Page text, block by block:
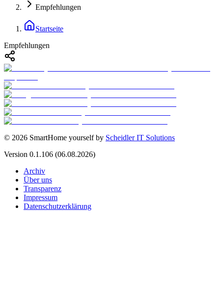
Empfehlungen
Startseite
Empfehlungen
© 2026 SmartHome yourself by Scheidler IT Solutions
Version 0.1.106 (06.08.2026)
Archiv
Über uns
Transparenz
Impressum
Datenschutzerklärung